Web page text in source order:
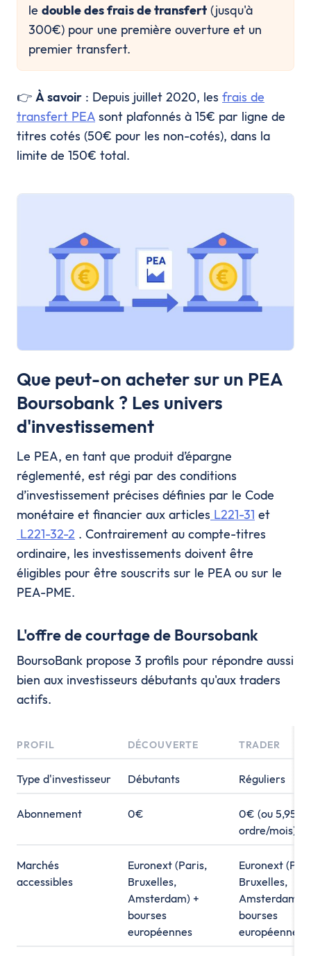
le double des frais de transfert (jusqu'à
300€) pour une première ouverture et un
premier transfert.
👉 À savoir : Depuis juillet 2020, les frais de
transfert PEA sont plafonnés à 15€ par ligne de
titres cotés (50€ pour les non-cotés), dans la
limite de 150€ total.
Que peut-on acheter sur un PEA
Boursobank ? Les univers
d'investissement
Le PEA, en tant que produit d’épargne
réglementé, est régi par des conditions
d’investissement précises définies par le Code
monétaire et financier aux articles L221-31 et
L221-32-2 . Contrairement au compte-titres
ordinaire, les investissements doivent être
éligibles pour être souscrits sur le PEA ou sur le
PEA-PME.
L'offre de courtage de Boursobank
BoursoBank propose 3 profils pour répondre aussi
bien aux investisseurs débutants qu'aux traders
actifs.
PROFIL DÉCOUVERTE TRADER
Type d'investisseur Débutants Réguliers
Abonnement 0€
0€ (ou 5,95€
ordre/mois)
Marchés
accessibles
Euronext (Paris,
Bruxelles,
Amsterdam) +
bourses
européennes
Euronext
Bruxelles,
Amsterdam) +
bourses
européennes